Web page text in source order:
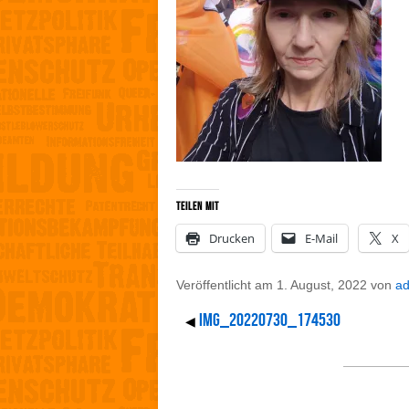
Teilen mit
Drucken E-Mail X
Veröffentlicht am 1. August, 2022 von
◀ IMG_20220730_174530